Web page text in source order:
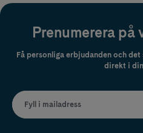
Prenumerera på
Få personliga erbjudanden och
direkt i
Fyll i mailadress